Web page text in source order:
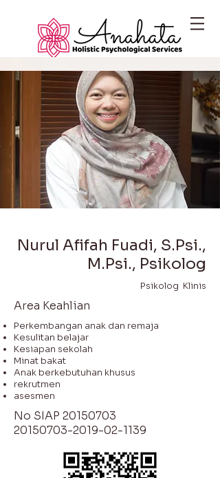
Nurul Afifah Fuadi, S.Psi.,
M.Psi., Psikolog
Psikolog Klinis
Area Keahlian
Perkembangan anak dan remaja
Kesulitan belajar
Kesiapan sekolah
Minat bakat
Anak berkebutuhan khusus
rekrutmen
asesmen
No SIAP 20150703
20150703-2019-02-1139